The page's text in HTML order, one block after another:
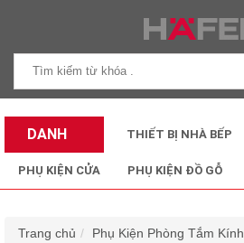
DANH
MỤC SẢN
THIẾT BỊ NHÀ BẾP
PHỤ KIỆN CỬA PHỤ KIỆN ĐỒ GỖ
Trang chủ
Phụ Kiện Phòng Tắm Kính